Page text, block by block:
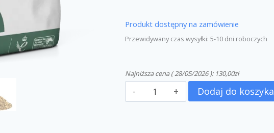
Produkt dostępny na zamówienie
Przewidywany czas wysyłki: 5-10 dni roboczych
Najniższa cena (28/05/2026): 130,00zł
Dodaj do koszyka